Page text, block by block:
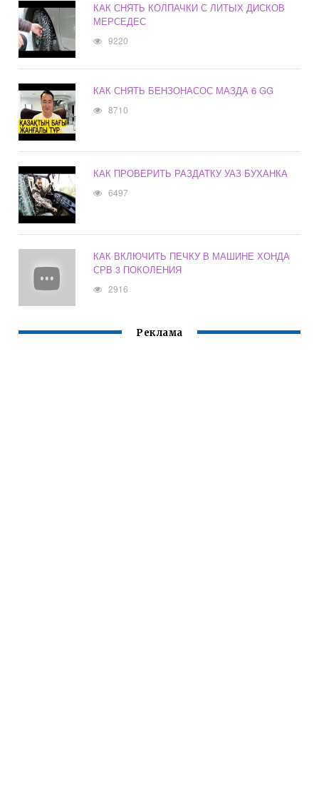
КАК СНЯТЬ КОЛПАЧКИ С ЛИТЫХ ДИСКОВ
МЕРСЕДЕС
9220
КАК СНЯТЬ БЕНЗОНАСОС МАЗДА 6 GG
8710
КАК ПРОВЕРИТЬ РАЗДАТКУ УАЗ БУХАНКА
6497
КАК ВКЛЮЧИТЬ ПЕЧКУ В МАШИНЕ ХОНДА
СРВ 3 ПОКОЛЕНИЯ
2916
Реклама